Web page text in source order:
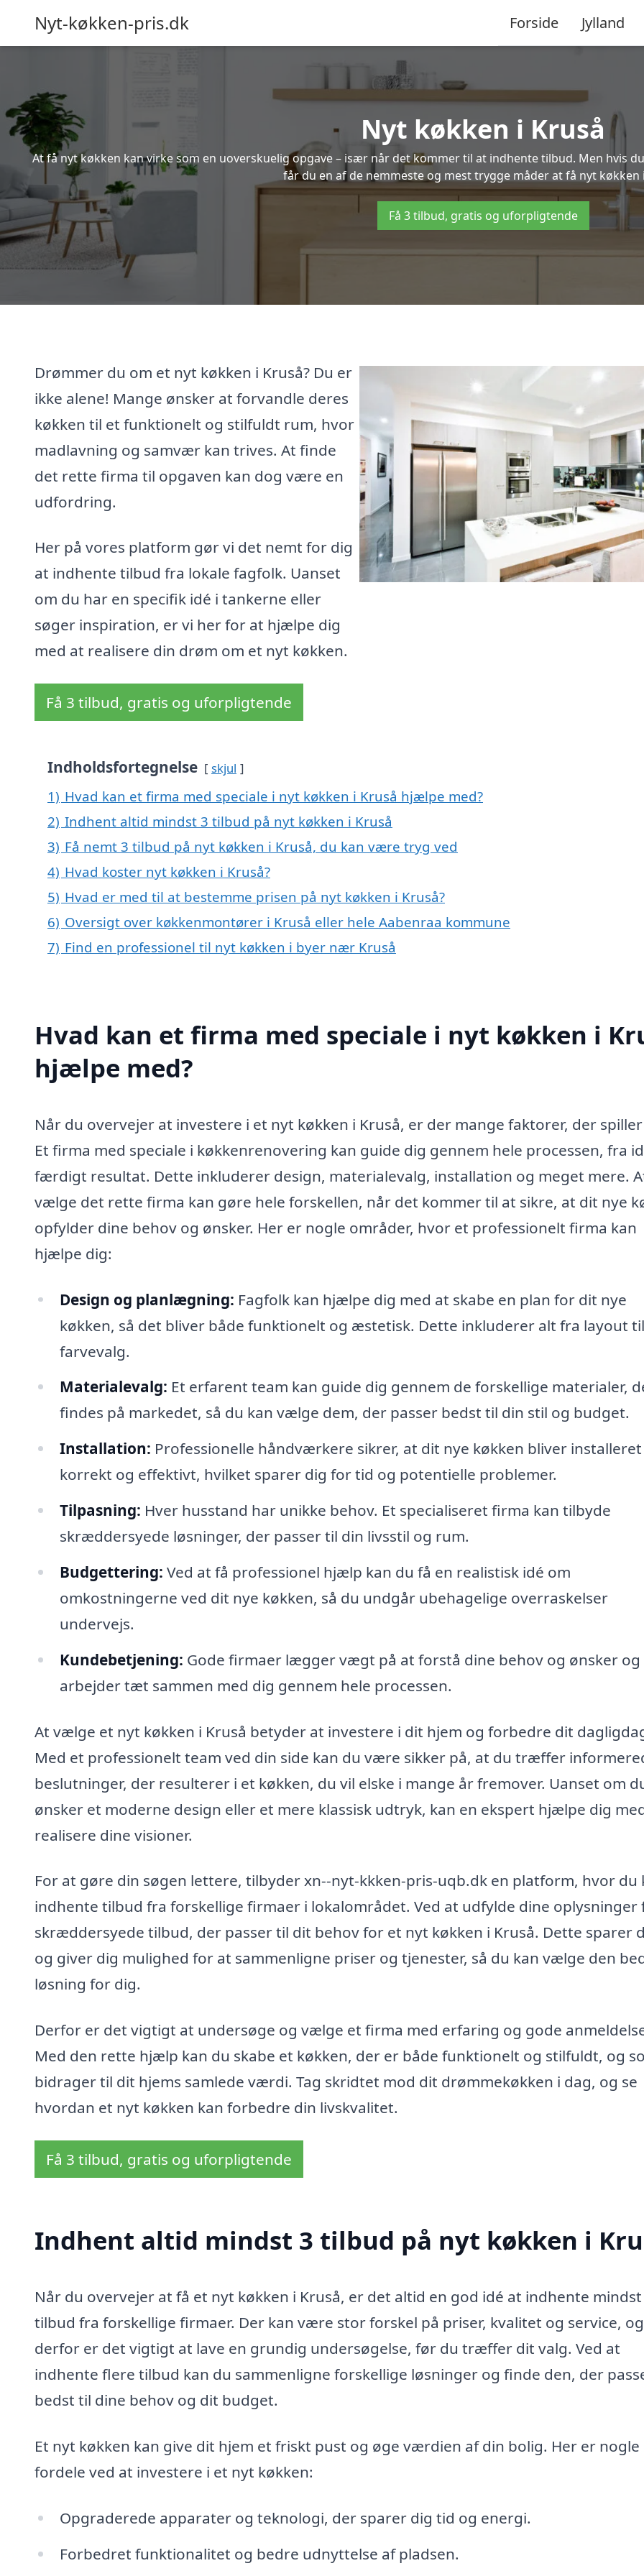
Nyt-køkken-pris.dk Forside Jylland
Nyt køkken i Kruså
At få nyt køkken kan virke som en uoverskuelig opgave – især når det kommer til at indhente tilbud. Men hvis
får du en af de nemmeste og mest trygge måder at få nyt køkken
Få 3 tilbud, gratis og uforpligtende
Drømmer du om et nyt køkken i Kruså? Du er
ikke alene! Mange ønsker at forvandle deres
køkken til et funktionelt og stilfuldt rum, hvor
madlavning og samvær kan trives. At finde
det rette firma til opgaven kan dog være en
udfordring.
Her på vores platform gør vi det nemt for dig
at indhente tilbud fra lokale fagfolk. Uanset
om du har en specifik idé i tankerne eller
søger inspiration, er vi her for at hjælpe dig
med at realisere din drøm om et nyt køkken.
Få 3 tilbud, gratis og uforpligtende
Indholdsfortegnelse skjul
1) Hvad kan et firma med speciale i nyt køkken i Kruså hjælpe med?
2) Indhent altid mindst 3 tilbud på nyt køkken i Kruså
3) Få nemt 3 tilbud på nyt køkken i Kruså, du kan være tryg ved
4) Hvad koster nyt køkken i Kruså?
5) Hvad er med til at bestemme prisen på nyt køkken i Kruså?
6) Oversigt over køkkenmontører i Kruså eller hele Aabenraa kommune
7) Find en professionel til nyt køkken i byer nær Kruså
Hvad kan et firma med speciale i nyt køkken i
hjælpe med?
Når du overvejer at investere i et nyt køkken i Kruså, er der mange faktorer, der
Et firma med speciale i køkkenrenovering kan guide dig gennem hele processen, fra
færdigt resultat. Dette inkluderer design, materialevalg, installation og meget mere.
vælge det rette firma kan gøre hele forskellen, når det kommer til at sikre, at dit nye
opfylder dine behov og ønsker. Her er nogle områder, hvor et professionelt firma kan
hjælpe dig:
Design og planlægning: Fagfolk kan hjælpe dig med at skabe en plan for dit nye
køkken, så det bliver både funktionelt og æstetisk. Dette inkluderer alt fra layout til
farvevalg.
Materialevalg: Et erfarent team kan guide dig gennem de forskellige materialer,
findes på markedet, så du kan vælge dem, der passer bedst til din stil og budget.
Installation: Professionelle håndværkere sikrer, at dit nye køkken bliver installeret
korrekt og effektivt, hvilket sparer dig for tid og potentielle problemer.
Tilpasning: Hver husstand har unikke behov. Et specialiseret firma kan tilbyde
skræddersyede løsninger, der passer til din livsstil og rum.
Budgettering: Ved at få professionel hjælp kan du få en realistisk idé om
omkostningerne ved dit nye køkken, så du undgår ubehagelige overraskelser
undervejs.
Kundebetjening: Gode firmaer lægger vægt på at forstå dine behov og ønsker og
arbejder tæt sammen med dig gennem hele processen.
At vælge et nyt køkken i Kruså betyder at investere i dit hjem og forbedre dit
Med et professionelt team ved din side kan du være sikker på, at du træffer
beslutninger, der resulterer i et køkken, du vil elske i mange år fremover. Uanset om
ønsker et moderne design eller et mere klassisk udtryk, kan en ekspert hjælpe dig
realisere dine visioner.
For at gøre din søgen lettere, tilbyder xn--nyt-kkken-pris-uqb.dk en platform, hvor du
indhente tilbud fra forskellige firmaer i lokalområdet. Ved at udfylde dine oplysninger
skræddersyede tilbud, der passer til dit behov for et nyt køkken i Kruså. Dette sparer
og giver dig mulighed for at sammenligne priser og tjenester, så du kan vælge den
løsning for dig.
Derfor er det vigtigt at undersøge og vælge et firma med erfaring og gode
Med den rette hjælp kan du skabe et køkken, der er både funktionelt og stilfuldt, og
bidrager til dit hjems samlede værdi. Tag skridtet mod dit drømmekøkken i dag, og se
hvordan et nyt køkken kan forbedre din livskvalitet.
Få 3 tilbud, gratis og uforpligtende
Indhent altid mindst 3 tilbud på nyt køkken i
Når du overvejer at få et nyt køkken i Kruså, er det altid en god idé at indhente
tilbud fra forskellige firmaer. Der kan være stor forskel på priser, kvalitet og service, og
derfor er det vigtigt at lave en grundig undersøgelse, før du træffer dit valg. Ved at
indhente flere tilbud kan du sammenligne forskellige løsninger og finde den, der
bedst til dine behov og dit budget.
Et nyt køkken kan give dit hjem et friskt pust og øge værdien af din bolig. Her er nogle
fordele ved at investere i et nyt køkken:
Opgraderede apparater og teknologi, der sparer dig tid og energi.
Forbedret funktionalitet og bedre udnyttelse af pladsen.